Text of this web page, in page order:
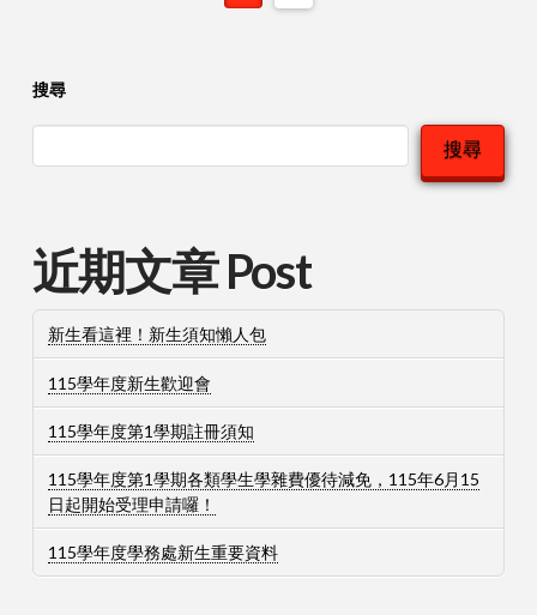
搜尋
搜尋
近期文章 Post
新生看這裡！新生須知懶人包
115學年度新生歡迎會
115學年度第1學期註冊須知
115學年度第1學期各類學生學雜費優待減免，115年6月15
日起開始受理申請囉！
115學年度學務處新生重要資料